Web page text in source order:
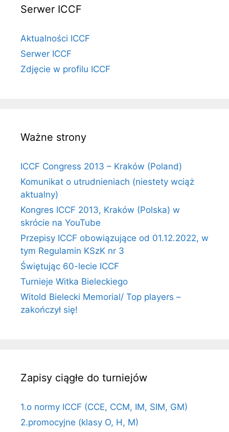
Serwer ICCF
Aktualności ICCF
Serwer ICCF
Zdjęcie w profilu ICCF
Ważne strony
ICCF Congress 2013 – Kraków (Poland)
Komunikat o utrudnieniach (niestety wciąż
aktualny)
Kongres ICCF 2013, Kraków (Polska) w
skrócie na YouTube
Przepisy ICCF obowiązujące od 01.12.2022, w
tym Regulamin KSzK nr 3
Świętując 60-lecie ICCF
Turnieje Witka Bieleckiego
Witold Bielecki Memorial/ Top players –
zakończył się!
Zapisy ciągłe do turniejów
1.o normy ICCF (CCE, CCM, IM, SIM, GM)
2.promocyjne (klasy O, H, M)